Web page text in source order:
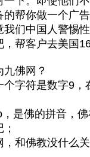
帮你做一个广
我们中国人警惕
，帮客户去美国
佛网？
个字符是数字9，
是佛的拼音，
，和佛教没什么